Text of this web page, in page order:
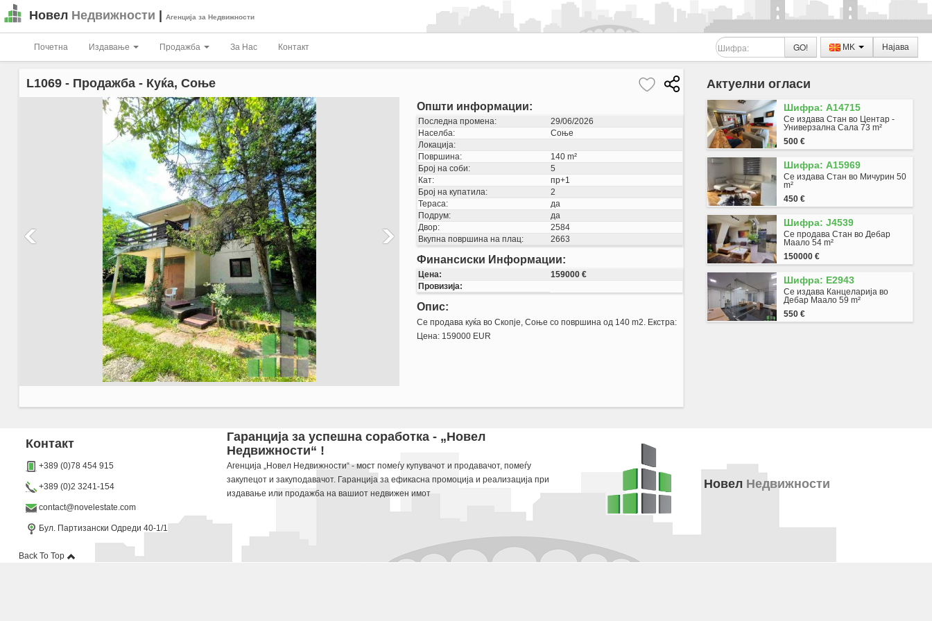
Новел Недвижности Агенција за Недвижности
Почетна Издавање Продажба За Нас Контакт Најава
MK
GO!
L1069- Продажба - Куќа, Соње
Општи информации:
Последна промена:
29/06/2026
Населба:
Соње
Локација:
Површина:
140 m²
Број на соби:
5
Кат:
пр+1
Број на купатила:
2
Тераса:
да
Подрум:
да
Двор:
2584
Вкупна површина на плац:
2663
Финансиски Информации:
Цена:
159000 €
Провизија:
Опис:
Се продава куќа во Скопје, Соње со површина од 140 m2. Екстра:
Цена: 159000 EUR
Актуелни огласи
Шифра: A14715
Се издава Стан во Центар -
Универзална Сала 73 m²
500 €
Шифра: A15969
Се издава Стан во Мичурин 50
m²
450 €
Шифра: J4539
Се продава Стан во Дебар
Маало 54 m²
150000 €
Шифра: E2943
Се издава Канцеларија во
Дебар Маало 59 m²
550 €
Dokolku barate stan, kuka, deloven prostor ova e vistinskoto mesto da ja zapocnete vasata potraga.
Контакт
+389 (0)78 454 915
+389 (0)2 3241-154
contact@novelestate.com
Бул. Партизански Одреди 40-1/1
Гаранција за успешна соработка - „Новел
Недвижности“ !
Агенција „Новел Недвижности“ - мост помеѓу купувачот и продавачот, помеѓу
закупецот и закуподавачот. Гаранција за ефикасна промоција и реализација при
издавање или продажба на вашиот недвижен имот
Новел Недвижности
Back To Top